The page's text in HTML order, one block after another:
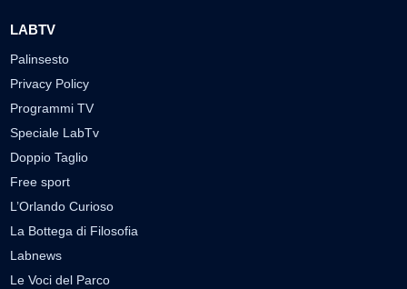
LABTV
Palinsesto
Privacy Policy
Programmi TV
Speciale LabTv
Doppio Taglio
Free sport
L’Orlando Curioso
La Bottega di Filosofia
Labnews
Le Voci del Parco